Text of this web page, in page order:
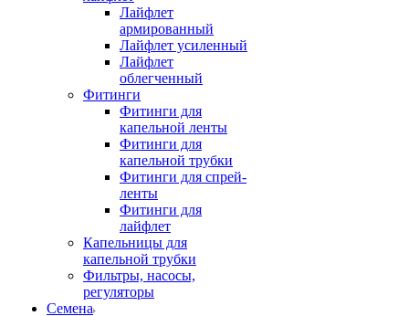
Лайфлет
армированный
Лайфлет усиленный
Лайфлет
облегченный
Фитинги
Фитинги для
капельной ленты
Фитинги для
капельной трубки
Фитинги для спрей-
ленты
Фитинги для
лайфлет
Капельницы для
капельной трубки
Фильтры, насосы,
регуляторы
Семена